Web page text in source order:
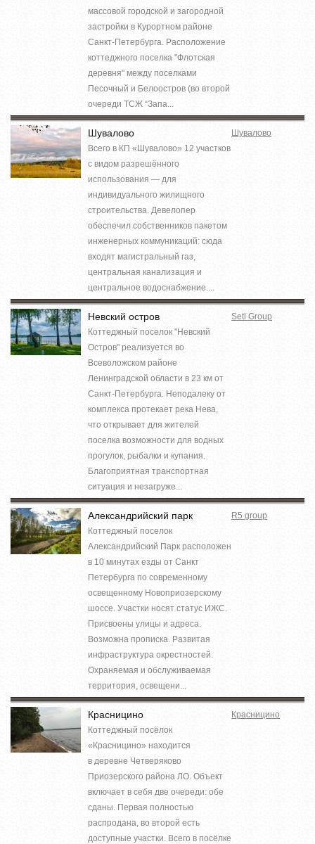
массовой городской и загородной
застройки в Курортном районе
Санкт-Петербурга. Расположение
коттеджного поселка "Флотская
деревня" между поселками
Песочный и Белоостров (во второй
очереди ТСЖ “Запа...
Шувалово
Всего в КП «Шувалово» 12 участков
с видом разрешённого
использования — для
индивидуального жилищного
строительства. Девелопер
обеспечил собственников пакетом
инженерных коммуникаций: сюда
входят магистральный газ,
центральная канализация и
центральное водоснабжение....
Шувалово
Невский остров
Коттеджный поселок "Невский
Остров" реализуется во
Всеволожском районе
Ленинградской области в 23 км от
Санкт-Петербурга. Неподалеку от
комплекса протекает река Нева,
что открывает для жителей
поселка возможности для водных
прогулок, рыбалки и купания.
Благоприятная транспортная
ситуация и незагруже...
Setl Group
Александрийский парк
Коттеджный поселок
Александрийский Парк расположен
в 10 минутах езды от Санкт
Петербурга по современному
освещенному Новоприозерскому
шоссе. Участки носят статус ИЖС.
Присвоены улицы и адреса.
Возможна прописка. Развитая
инфраструктура окрестностей.
Охраняемая и обслуживаемая
территория, освещени...
R5 group
Красницино
Коттеджный посёлок
«Красницино» находится
в деревне Четверяково
Приозерского района ЛО. Объект
включает в себя две очереди: обе
сданы. Первая полностью
распродана, во второй есть
доступные участки. Всего в посёлке
Красницино